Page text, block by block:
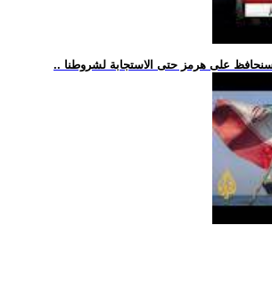
سنحافظ على هرمز حتى الاستجابة لشروطنا